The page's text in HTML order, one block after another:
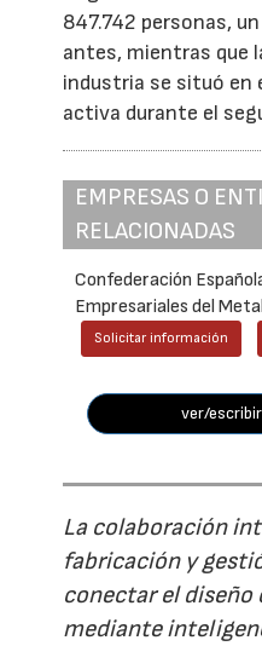
847.742 personas,
antes, mientras que
industria se situó en
activa durante el
EMPRESAS O
RELACIONADAS
Confederación
Empresariales del Metal
Solicitar información
ver/
La colaboración
fabricación y
conectar el diseño
mediante